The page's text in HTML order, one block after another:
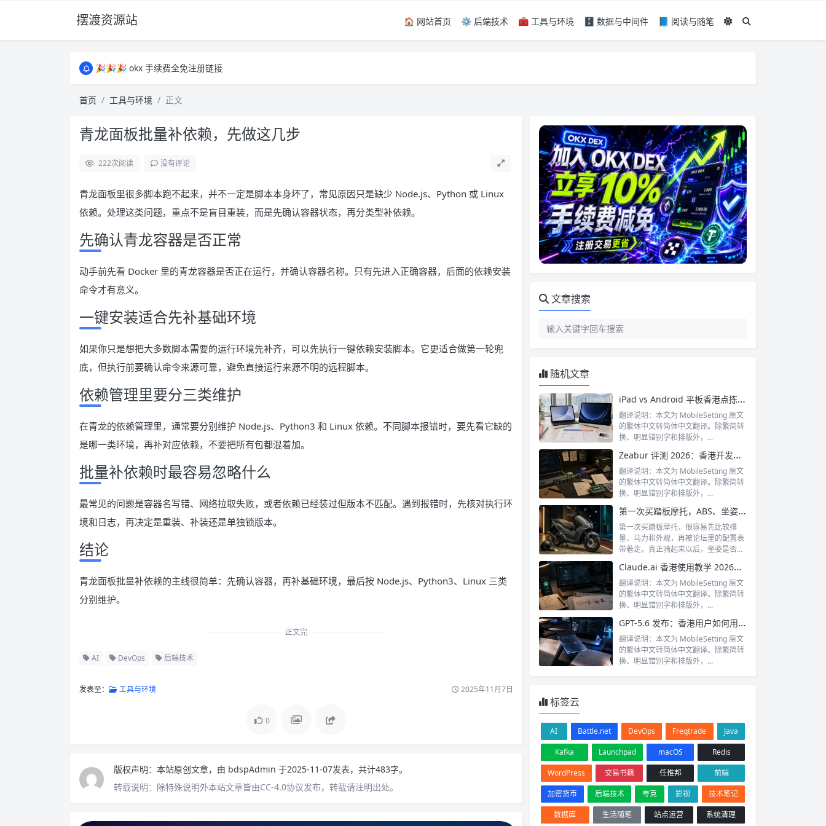
摆渡资源站 🏠 网站首页 ⚙️ 后端技术 🧰 工具与环境 🗄️ 数据与中间件 📘 阅读与随笔
🎉🎉🎉 okx 手续费全免注册链接
所有资源均为免费网盘资源，资源失效请备注留言，感谢！
🎉🎉🎉 okx 手续费全免注册链接
首页 工具与环境 正文
青龙面板批量补依赖，先做这几步
222次阅读 没有评论
青龙面板里很多脚本跑不起来，并不一定是脚本本身坏了，常见原因只是缺少 Node.js、Python 或 Linux
依赖。处理这类问题，重点不是盲目重装，而是先确认容器状态，再分类型补依赖。
先确认青龙容器是否正常
动手前先看 Docker 里的青龙容器是否正在运行，并确认容器名称。只有先进入正确容器，后面的依赖安装
命令才有意义。
一键安装适合先补基础环境
如果你只是想把大多数脚本需要的运行环境先补齐，可以先执行一键依赖安装脚本。它更适合做第一轮兜
底，但执行前要确认命令来源可靠，避免直接运行来源不明的远程脚本。
依赖管理里要分三类维护
在青龙的依赖管理里，通常要分别维护 Node.js、Python3 和 Linux 依赖。不同脚本报错时，要先看它缺的
是哪一类环境，再补对应依赖，不要把所有包都混着加。
批量补依赖时最容易忽略什么
最常见的问题是容器名写错、网络拉取失败，或者依赖已经装过但版本不匹配。遇到报错时，先核对执行环
境和日志，再决定是重装、补装还是单独锁版本。
结论
青龙面板批量补依赖的主线很简单：先确认容器，再补基础环境，最后按 Node.js、Python3、Linux 三类
分别维护。
正文完
AI DevOps 后端技术
发表至： 工具与环境 2025年11月7日
0
版权声明： 本站原创文章，由 bdspAdmin 于2025-11-07发表，共计483字。
转载说明： 除特殊说明外本站文章皆由CC-4.0协议发布，转载请注明出处。
文章搜索
随机文章
iPad vs Android 平板香港点拣 2026：iPad Air vs Samsung Tab S10 FE
翻译说明：本文为 MobileSetting 原文
的繁体中文转简体中文翻译。除繁简转
换、明显错别字和排版外，...
Zeabur 评测 2026：香港开发者免费部署 Side Project 完全指南
翻译说明：本文为 MobileSetting 原文
的繁体中文转简体中文翻译。除繁简转
换、明显错别字和排版外，...
第一次买踏板摩托，ABS、坐姿和售后怎么选？
第一次买踏板摩托，很容易先比较排
量、马力和外观，再被论坛里的配置表
带着走。真正骑起来以后，坐姿是否舒
Claude.ai 香港使用教学 2026：需要 VPN 同点样设定？
翻译说明：本文为 MobileSetting 原文
的繁体中文转简体中文翻译。除繁简转
换、明显错别字和排版外，...
GPT-5.6 发布：香港用户如何用尽新模型？从 Copilot 整合到 ChatGPT Work 实战指南
翻译说明：本文为 MobileSetting 原文
的繁体中文转简体中文翻译。除繁简转
换、明显错别字和排版外，...
标签云
AI Battle.net DevOps Freqtrade
Java
Kafka
Launchpad macOS
Redis
WordPress
交易书籍 任推邦
前端
加密货币
后端技术 夸克 影视
技术笔记
数据库
生活随笔 站点运营 系统清理